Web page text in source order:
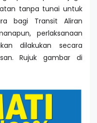
tanpa tunai untuk
bagi Transit Aliran
perlaksanaan
dilakukan secara
Rujuk gambar di